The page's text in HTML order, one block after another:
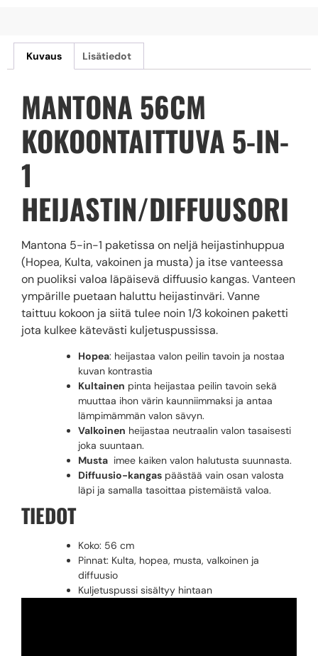
Kuvaus Lisätiedot
MANTONA 56CM
KOKOONTAITTUVA 5-IN-
1
HEIJASTIN/DIFFUUSORI
Mantona 5-in-1 paketissa on neljä heijastinhuppua
(Hopea, Kulta, vakoinen ja musta) ja itse vanteessa
on puoliksi valoa läpäisevä diffuusio kangas. Vanteen
ympärille puetaan haluttu heijastinväri. Vanne
taittuu kokoon ja siitä tulee noin 1/3 kokoinen paketti
jota kulkee kätevästi kuljetuspussissa.
Hopea: heijastaa valon peilin tavoin ja nostaa
kuvan kontrastia
Kultainen pinta heijastaa peilin tavoin sekä
muuttaa ihon värin kaunniimmaksi ja antaa
lämpimämmän valon sävyn.
Valkoinen heijastaa neutraalin valon tasaisesti
joka suuntaan.
Musta imee kaiken valon halutusta suunnasta.
Diffuusio-kangas päästää vain osan valosta
läpi ja samalla tasoittaa pistemäistä valoa.
TIEDOT
Koko: 56 cm
Pinnat: Kulta, hopea, musta, valkoinen ja
diffuusio
Kuljetuspussi sisältyy hintaan